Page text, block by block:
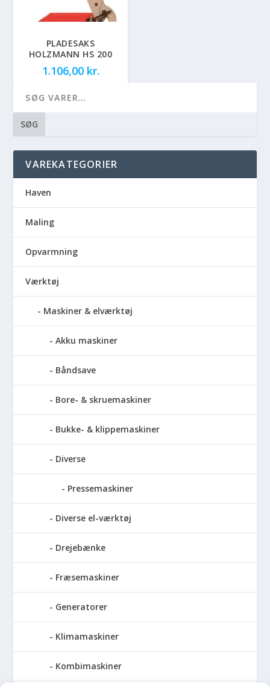
PLADESAKS
HOLZMANN HS 200
1.106,00 kr.
SØG
VAREKATEGORIER
Haven
Maling
Opvarmning
Værktøj
Maskiner & elværktøj
Akku maskiner
Båndsave
Bore- & skruemaskiner
Bukke- & klippemaskiner
Diverse
Pressemaskiner
Diverse el-værktøj
Drejebænke
Fræsemaskiner
Generatorer
Klimamaskiner
Kombimaskiner